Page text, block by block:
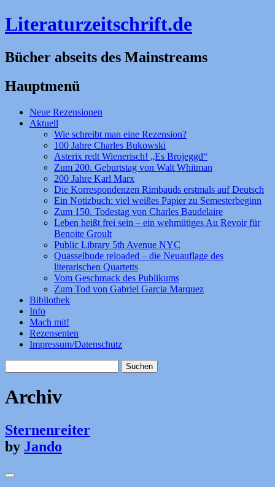
Literaturzeitschrift.de
Bücher abseits des Mainstreams
Hauptmenü
Zum
Inhalt
Neue Rezensionen
Aktuell
Wie schreibt man eine Rezension?
100 Jahre Charles Bukowski
Asterix redt Wienerisch! „Es Brojeggd“
Zum 200. Geburtstag von Walt Whitman
200 Jahre Karl Marx
Die Korrespondenzen Rimbauds erstmals auf Deutsch
Ein Notizbuch: viel weißes Papier zu Semesterbeginn
Zum 150. Todestag von Charles Baudelaire
Leben heißt frei sein – ein wehmütiges Au Revoir für
Benoite Groult
Public Library 5th Avenue NYC
Quasselbude reloaded – die Neuauflage des
literarischen Quartetts
Vom Geschmack des Publikums
Zum Tod von Gabriel Garcia Marquez
Bibliothek
Info
Mach mit!
Rezensenten
Impressum/Datenschutz
nach:
Archiv
Sternenreiter
by Jando